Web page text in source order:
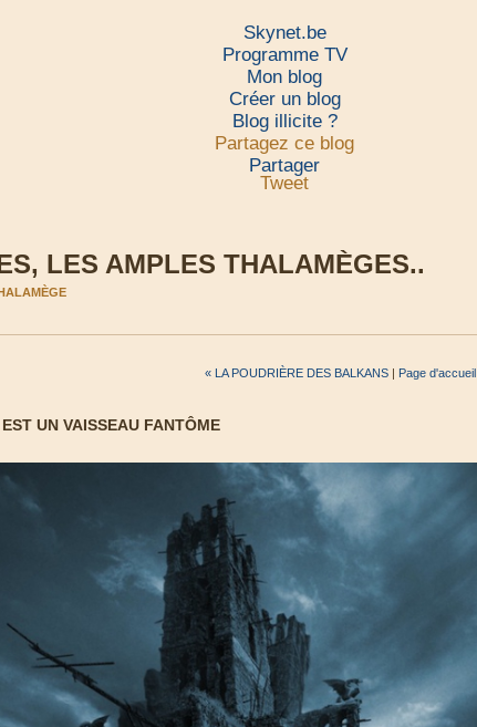
Skynet.be
Programme TV
Mon blog
Créer un blog
Blog illicite ?
Partagez ce blog
Partager
Tweet
LES AMPLES THALAMÈGES..
« LA POUDRIÈRE DES BALKANS | Page d'accueil
UN VAISSEAU FANTÔME